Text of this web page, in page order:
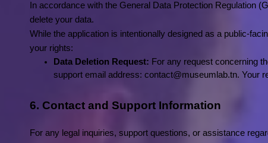
In accordance with the General Data Protection Regulation
delete your data.
While the application is intentionally designed as a public-
your rights:
Data Deletion Request: For any request concerning
support email address: contact@museumlab.tn. Your
6. Contact and Support Information
For any legal inquiries, support questions, or assistance